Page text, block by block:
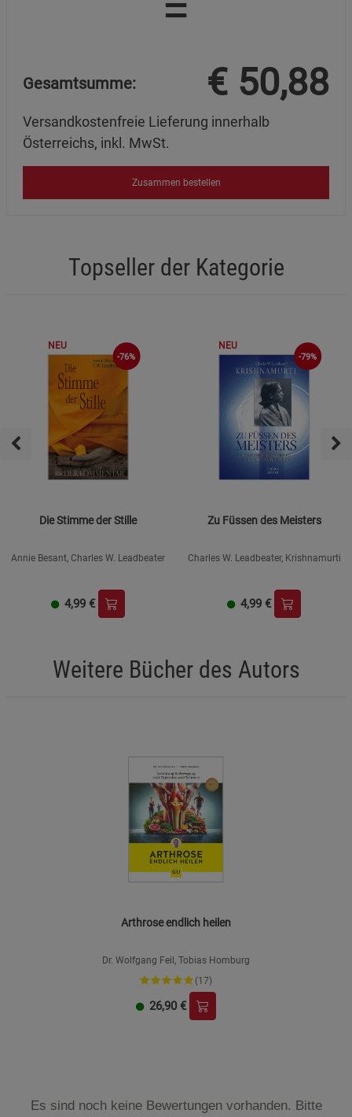
Gesamtsumme: € 50,88
Versandkostenfreie Lieferung innerhalb
Österreichs, inkl. MwSt.
Zusammen bestellen
Topseller der Kategorie
NEU
-76%
Die Stimme der Stille
Annie Besant, Charles W. Leadbeater
4,99 €
NEU
-79%
Zu Füssen des Meisters
Charles W. Leadbeater, Krishnamurti
4,99 €
Weitere Bücher des Autors
Arthrose endlich heilen
Dr. Wolfgang Feil, Tobias Homburg
(17)
26,90 €
Es sind noch keine Bewertungen vorhanden. Bitte